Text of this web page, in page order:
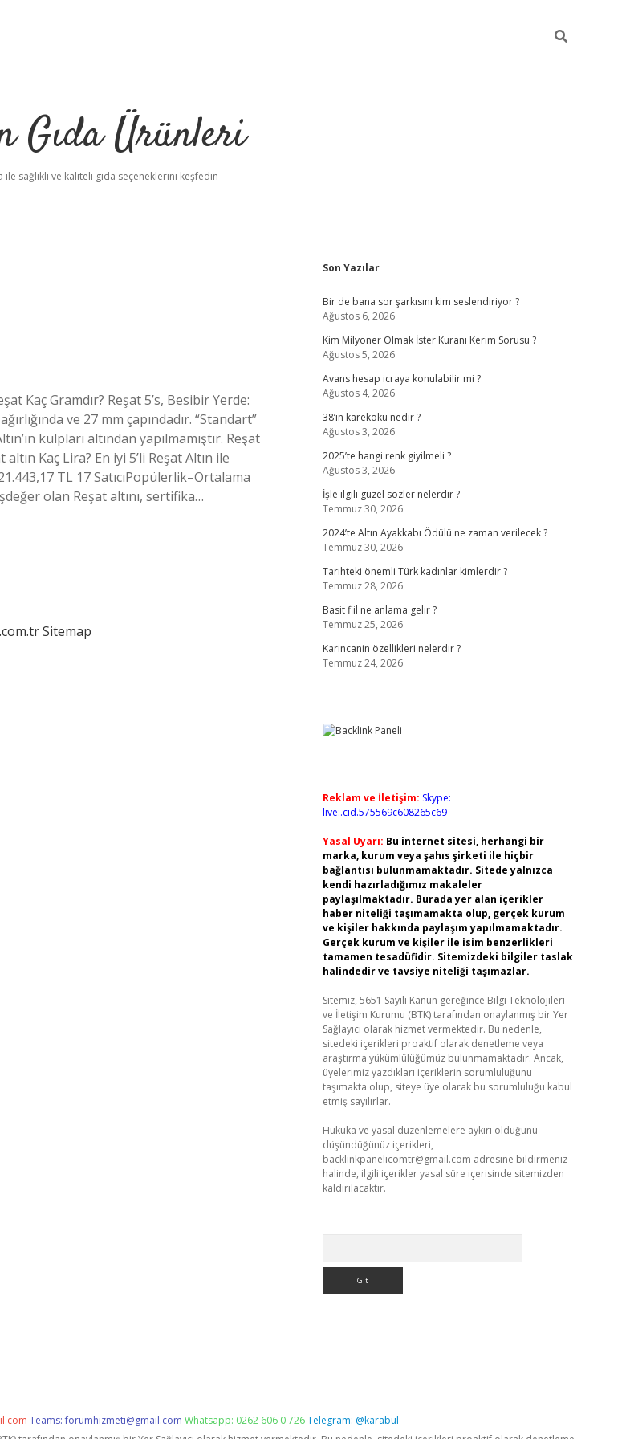
Gıda Ürünleri
ile sağlıklı ve kaliteli gıda seçeneklerini keşfedin
Kaç Gramdır? Reşat 5’s, Besibir Yerde:
ve 27 mm çapındadır. “Standart”
kulpları altından yapılmamıştır. Reşat
Kaç Lira? En iyi 5’li Reşat Altın ile
TL 17 SatıcıPopülerlik–Ortalama
olan Reşat altını, sertifika…
Sitemap
Sidebar
Son Yazılar
Bir de bana sor şarkısını kim seslendiriyor ?
Ağustos 6, 2026
Kim Milyoner Olmak İster Kuranı Kerim Sorusu ?
Ağustos 5, 2026
Avans hesap icraya konulabilir mi ?
Ağustos 4, 2026
38’in karekökü nedir ?
Ağustos 3, 2026
2025’te hangi renk giyilmeli ?
Ağustos 3, 2026
İşle ilgili güzel sözler nelerdir ?
Temmuz 30, 2026
2024’te Altın Ayakkabı Ödülü ne zaman verilecek ?
Temmuz 30, 2026
Tarihteki önemli Türk kadınlar kimlerdir ?
Temmuz 28, 2026
Basit fiil ne anlama gelir ?
Temmuz 25, 2026
Karincanin özellikleri nelerdir ?
Temmuz 24, 2026
Reklam ve İletişim: Skype:
live:.cid.575569c608265c69
Yasal Uyarı: Bu internet sitesi, herhangi bir
marka, kurum veya şahıs şirketi ile hiçbir
bağlantısı bulunmamaktadır. Sitede yalnızca
kendi hazırladığımız makaleler
paylaşılmaktadır. Burada yer alan içerikler
haber niteliği taşımamakta olup, gerçek kurum
ve kişiler hakkında paylaşım yapılmamaktadır.
Gerçek kurum ve kişiler ile isim benzerlikleri
tamamen tesadüfidir. Sitemizdeki bilgiler taslak
halindedir ve tavsiye niteliği taşımazlar.
Sitemiz, 5651 Sayılı Kanun gereğince Bilgi Teknolojileri
ve İletişim Kurumu (BTK) tarafından onaylanmış bir Yer
Sağlayıcı olarak hizmet vermektedir. Bu nedenle,
sitedeki içerikleri proaktif olarak denetleme veya
araştırma yükümlülüğümüz bulunmamaktadır. Ancak,
üyelerimiz yazdıkları içeriklerin sorumluluğunu
taşımakta olup, siteye üye olarak bu sorumluluğu kabul
etmiş sayılırlar.
Hukuka ve yasal düzenlemelere aykırı olduğunu
düşündüğünüz içerikleri,
backlinkpanelicomtr@gmail.com adresine bildirmeniz
halinde, ilgili içerikler yasal süre içerisinde sitemizden
kaldırılacaktır.
Teams:forumhizmeti@gmail.com Whatsapp: 0262 606 0 726Telegram: @karabul